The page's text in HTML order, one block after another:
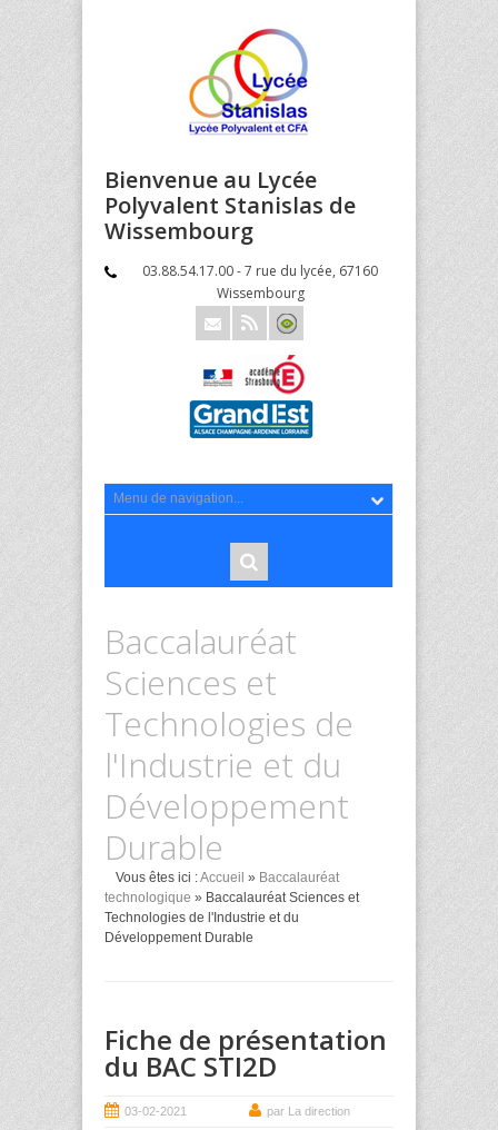
Bienvenue au Lycée
Polyvalent Stanislas de
Wissembourg
03.88.54.17.00 - 7 rue du lycée, 67160
Wissembourg
Baccalauréat
Sciences et
Technologies de
l'Industrie et du
Développement
Durable
Vous êtes ici :Accueil » Baccalauréat
technologique » Baccalauréat Sciences et
Technologies de l'Industrie et du
Développement Durable
Fiche de présentation
du BAC STI2D
03-02-2021 par La direction